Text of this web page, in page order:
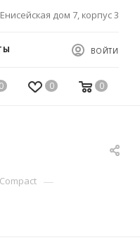
дом 7, корпус 3
ВОЙТИ
0 0 0
—